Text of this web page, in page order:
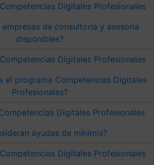
Digitales Profesionales
empresas de consultoría y asesoría
disponibles?
Digitales Profesionales
el programa Competencias Digitales
Profesionales?
Digitales Profesionales
ayudas de mínimis?
Digitales Profesionales